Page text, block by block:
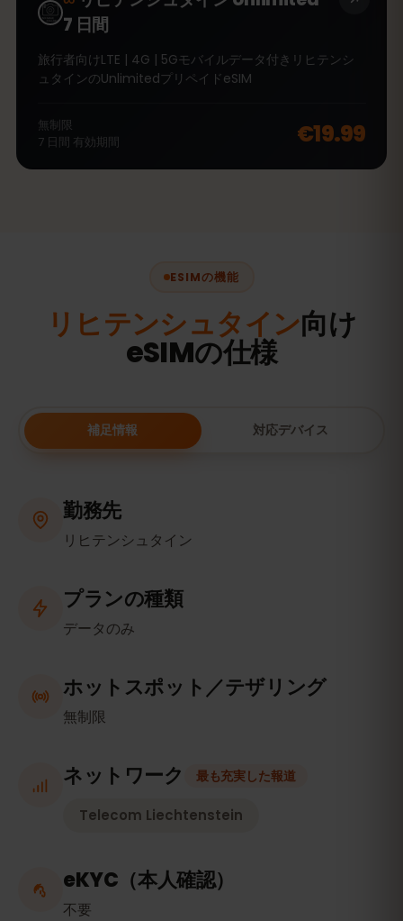
7 日間
旅行者向けLTE | 4G | 5Gモバイルデータ付きリヒテンシ
ュタインのUnlimitedプリペイドeSIM
無制限
7 日間 有効期間 €19.99
ESIMの機能
リヒテンシュタイン向け
eSIMの仕様
補足情報 対応デバイス
勤務先
リヒテンシュタイン
プランの種類
データのみ
ホットスポット／テザリング
無制限
ネットワーク 最も充実した報道
Telecom Liechtenstein
eKYC（本人確認）
不要